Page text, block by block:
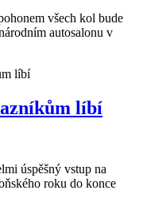
všech kol bude
autosalonu v
líbí
úspěšný vstup na
roku do konce